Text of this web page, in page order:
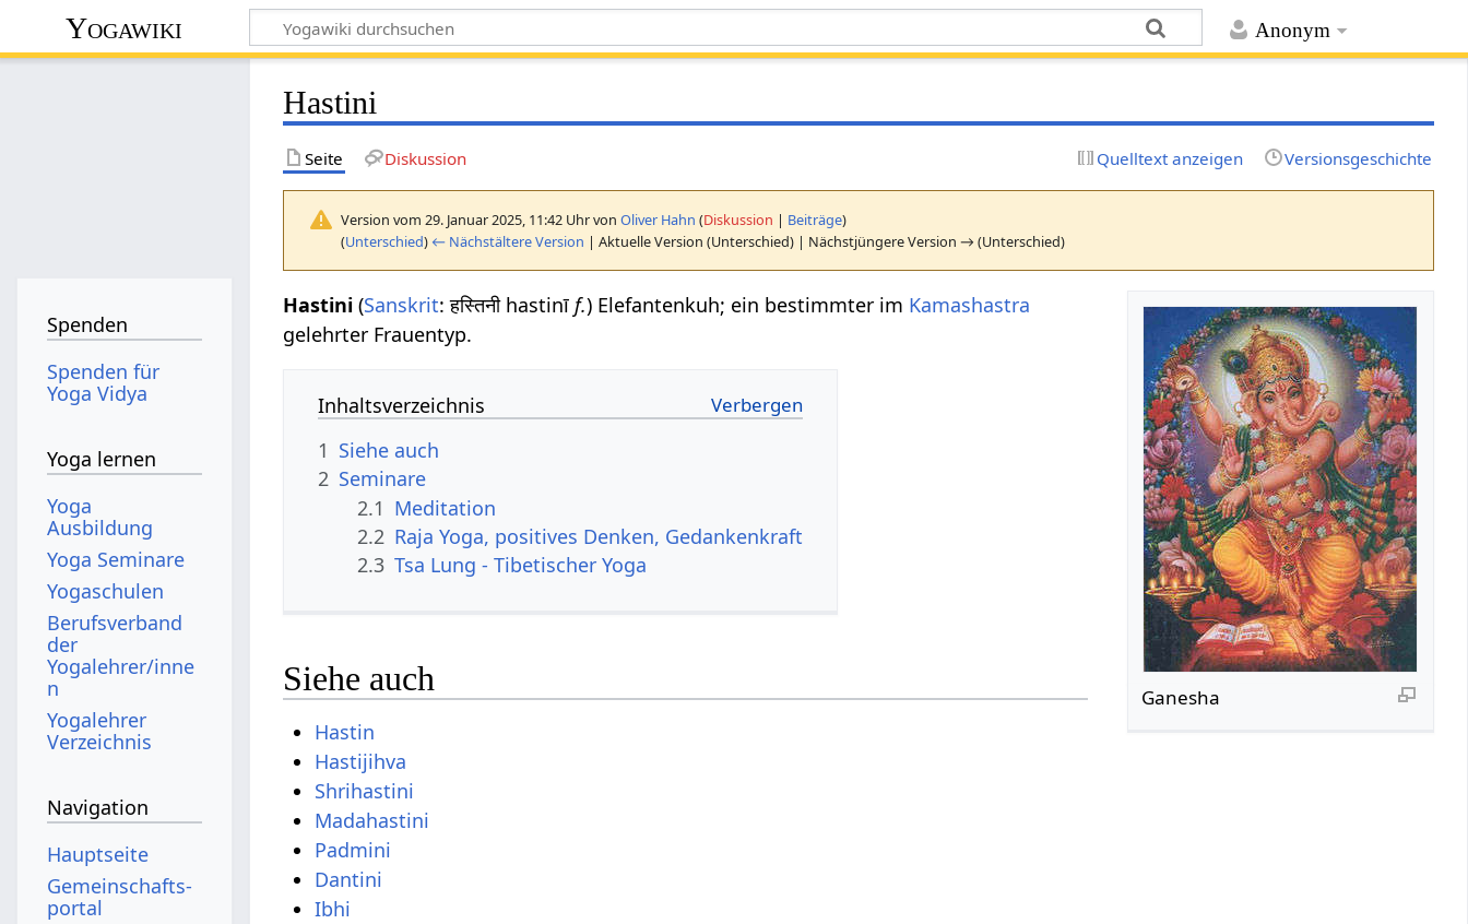
Anonym
Yogawiki
Hastini
Seite Diskussion Quelltext anzeigen Versionsgeschichte
Version vom 29. Januar 2025, 11:42 Uhr vonOliver Hahn (Diskussion | Beiträge)
(Unterschied) ← Nächstältere Version | Aktuelle Version (Unterschied) | Nächstjüngere Version → (Unterschied)
Ganesha
Hastini (Sanskrit: हस्तिनी hastinī f.) Elefantenkuh; ein bestimmter im Kamashastra
gelehrter Frauentyp.
Inhaltsverzeichnis
1 Siehe auch
2 Seminare
2.1 Meditation
2.2 Raja Yoga, positives Denken, Gedankenkraft
2.3 Tsa Lung - Tibetischer Yoga
Siehe auch
Hastin
Hastijihva
Shrihastini
Madahastini
Padmini
Dantini
Ibhi
Spenden
Spenden für
Yoga Vidya
Yoga lernen
Yoga
Ausbildung
Yoga Seminare
Yogaschulen
Berufsverband
der
Yogalehrer/inne
n
Yogalehrer
Verzeichnis
Navigation
Hauptseite
Gemeinschafts­
portal